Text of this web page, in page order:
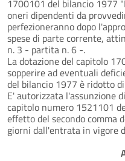
1700101 del bilancio 1977
oneri dipendenti da
perfezioneranno dopo
spese di parte corrente,
n. 3 - partita n. 6 -.
La dotazione del capitolo
sopperire ad eventuali
del bilancio 1977 è ridotto
E' autorizzata l'assunzione
capitolo numero 1521101
effetto del secondo comma
giorni dall'entrata in vigore